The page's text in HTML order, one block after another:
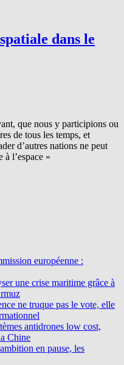
dans le
que nous y participions ou
de tous les temps, et
d’autres nations ne peut
à l’espace »
européenne :
une crise maritime grâce à
ne truque pas le vote, elle
antidrones low cost,
Chine
en pause, les